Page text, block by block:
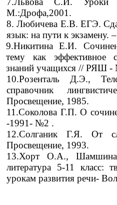
М.:Дрофа,2001.
8. Любичева Е.В. ЕГЭ.
язык: на пути к
9.Никитина Е.И.
тему как эффективное
знаний учащихся // РЯШ -
10.Розенталь Д.Э.,
справочник
Просвещение, 1985.
11.Соколова Г.П. О
-1991- №2 .
12.Солганик Г.Я. От
Просвещение, 1993.
13.Хорт О.А.,
литература 5-11 класс:
урокам развития речи-